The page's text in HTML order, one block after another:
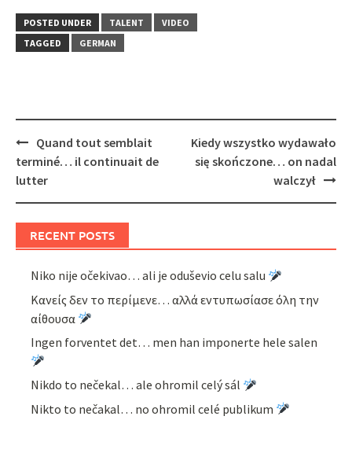
POSTED UNDER TALENT
VIDEO
TAGGED
GERMAN
Post
navigation
Quand tout semblait
terminé… il continuait de
lutter
Kiedy wszystko wydawało
się skończone… on nadal
walczył
RECENT POSTS
Niko nije očekivao… ali je oduševio celu salu
Κανείς δεν το περίμενε… αλλά εντυπωσίασε όλη την
αίθουσα
Ingen forventet det… men han imponerte hele salen
Nikdo to nečekal… ale ohromil celý sál
Nikto to nečakal… no ohromil celé publikum